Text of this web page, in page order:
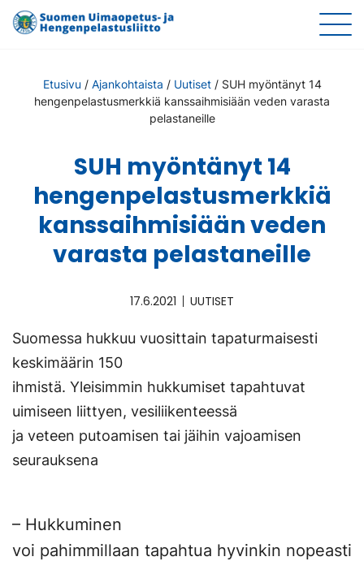
Etusivu / Ajankohtaista / Uutiset/ SUH myöntänyt 14
hengenpelastusmerkkiä kanssaihmisiään veden varasta
pelastaneille
SUH myöntänyt 14
hengenpelastusmerkkiä
kanssaihmisiään veden
varasta pelastaneille
17.6.2021 UUTISET
Suomessa hukkuu vuosittain tapaturmaisesti
keskimäärin 150
ihmistä. Yleisimmin hukkumiset tapahtuvat
uimiseen liittyen, vesiliikenteessä
ja veteen putoamisen tai jäihin vajoamisen
seurauksena
– Hukkuminen
voi pahimmillaan tapahtua hyvinkin nopeasti